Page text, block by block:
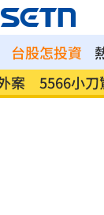
台股怎投資
案 5566小刀